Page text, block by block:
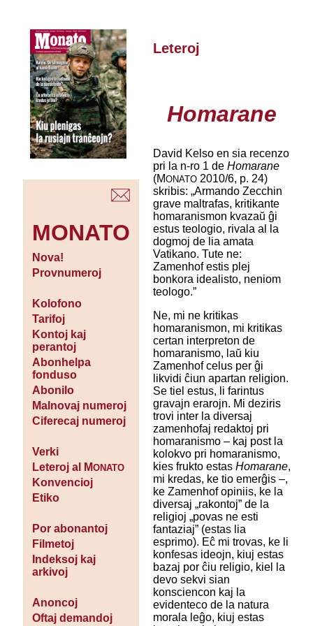
MONATO
Nova!
Provnumeroj
Kolofono
Tarifoj
Kontoj kaj
perantoj
Abonhelpa
fonduso
Abonilo
Malnovaj numeroj
Ciferecaj numeroj
Verki
Leteroj al MONATO
Konvencioj
Etiko
Por abonantoj
Filmetoj
Indeksoj kaj
arkivoj
Anoncoj
Oftaj demandoj
Leteroj
Homarane
David Kelso en sia recenzo
pri la n-ro 1 de Homarane
(MONATO2010/6, p. 24)
skribis: „Armando Zecchin
grave maltrafas, kritikante
homaranismon kvazaŭ ĝi
estus teologio, rivala al la
dogmoj de lia amata
Vatikano. Tute ne:
Zamenhof estis plej
bonkora idealisto, neniom
teologo.”
Ne, mi ne kritikas
homaranismon, mi kritikas
certan interpreton de
homaranismo, laŭ kiu
Zamenhof celus per ĝi
likvidi ĉiun apartan religion.
Se tiel estus, li farintus
gravajn erarojn. Mi deziris
trovi inter la diversaj
zamenhofaj redaktoj pri
homaranismo – kaj post la
kolokvo pri homaranismo,
kies frukto estas Homarane,
mi kredas, ke tio emerĝis –,
ke Zamenhof opiniis, ke la
diversaj „rakontoj” de la
religioj „povas ne esti
fantaziaj” (estas lia
esprimo). Eĉ mi trovas, ke li
konfesas ideojn, kiuj estas
bazaj por ĉiu religio, kiel la
devo sekvi sian
konsciencon kaj la
evidenteco de la natura
morala leĝo, kiuj estas